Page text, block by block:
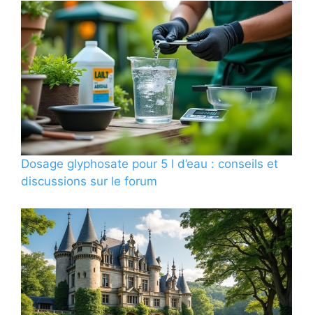
Dosage glyphosate pour 5 l d’eau : conseils et
discussions sur le forum